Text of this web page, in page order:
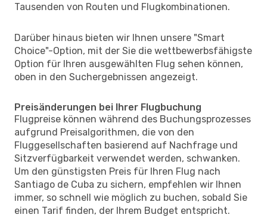
Tausenden von Routen und Flugkombinationen.
Darüber hinaus bieten wir Ihnen unsere "Smart
Choice"-Option, mit der Sie die wettbewerbsfähigste
Option für Ihren ausgewählten Flug sehen können,
oben in den Suchergebnissen angezeigt.
Preisänderungen bei Ihrer Flugbuchung
Flugpreise können während des Buchungsprozesses
aufgrund Preisalgorithmen, die von den
Fluggesellschaften basierend auf Nachfrage und
Sitzverfügbarkeit verwendet werden, schwanken.
Um den günstigsten Preis für Ihren Flug nach
Santiago de Cuba zu sichern, empfehlen wir Ihnen
immer, so schnell wie möglich zu buchen, sobald Sie
einen Tarif finden, der Ihrem Budget entspricht.